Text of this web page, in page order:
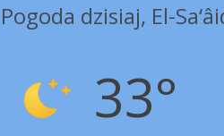
Pogoda dzisiaj, El-
33°